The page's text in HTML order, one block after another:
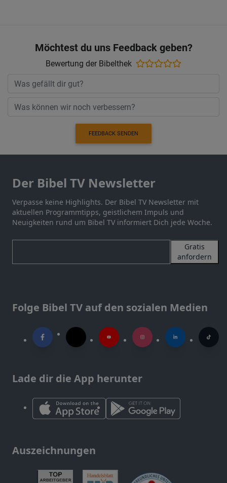
Möchtest du uns Feedback geben?
Bewertung der Bibelthek
FEEDBACK SENDEN
Der Bibel TV Newsletter
Verpasse keine Highlights. Der Bibel TV Newsletter mit
aktuellen Programmtipps, geistlichem Impuls und
Neuigkeiten rund um Bibel TV informiert Dich jede Woche.
Gratis
anfordern
Folge Bibel TV auf den sozialen Medien
Lade dir die App herunter
Auszeichnungen